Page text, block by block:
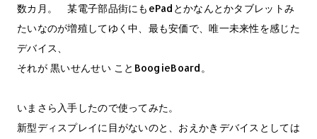
数カ月。 某電子部品街にもePadとかなんとかタブレットみ
たいなのが増殖してゆく中、最も安価で、唯一未来性を感じた
デバイス、
それが 黒いせんせい ことBoogieBoard。
いまさら入手したので使ってみた。
新型ディスプレイに目がないのと、おえかきデバイスとしては